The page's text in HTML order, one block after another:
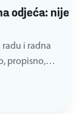
odjeća: nije
radu i radna
propisno,…